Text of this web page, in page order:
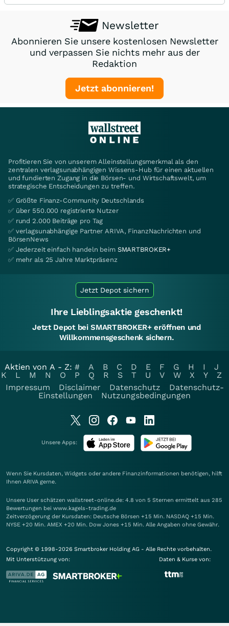
Newsletter
Abonnieren Sie unsere kostenlosen Newsletter
und verpassen Sie nichts mehr aus der
Redaktion
Jetzt abonnieren!
Profitieren Sie von unserem Alleinstellungsmerkmal als den
zentralen verlagsunabhängigen Wissens-Hub für einen aktuellen
und fundierten Zugang in die Börsen- und Wirtschaftswelt, um
strategische Entscheidungen zu treffen.
✅ Größte Finanz-Community Deutschlands
✅ über 550.000 registrierte Nutzer
✅ rund 2.000 Beiträge pro Tag
✅ verlagsunabhängige Partner ARIVA, FinanzNachrichten und
BörsenNews
✅ Jederzeit einfach handeln beim SMARTBROKER+
✅ mehr als 25 Jahre Marktpräsenz
Jetzt Depot sichern
Ihre Lieblingsaktie geschenkt!
Jetzt Depot bei SMARTBROKER+ eröffnen und
Willkommensgeschenk sichern.
Aktien von A - Z: # A B C D E F G H I
J
K
L M N O P Q R S T U V W X Y
Z
Impressum
Disclaimer Datenschutz
Datenschutz-
Einstellungen
Nutzungsbedingungen
Unsere Apps:
Wenn Sie Kursdaten, Widgets oder andere Finanzinformationen benötigen, hilft
Ihnen ARIVA gerne.
Unsere User schätzen wallstreet-online.de: 4.8 von 5 Sternen ermittelt aus 285
Bewertungen bei www.kagels-trading.de
Zeitverzögerung der Kursdaten: Deutsche Börsen +15 Min. NASDAQ +15 Min.
NYSE +20 Min. AMEX +20 Min. Dow Jones +15 Min. Alle Angaben ohne Gewähr.
Copyright © 1998-2026 Smartbroker Holding AG - Alle Rechte vorbehalten.
Mit Unterstützung von:
Daten & Kurse von: